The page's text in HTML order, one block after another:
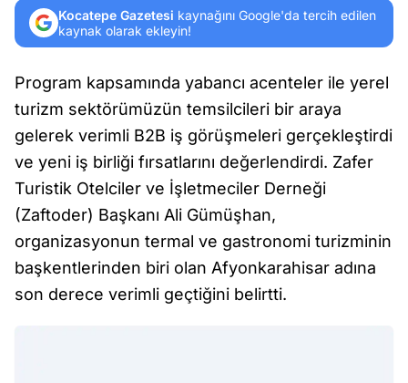
Kocatepe Gazetesi kaynağını Google'da tercih edilen
kaynak olarak ekleyin!
Program kapsamında yabancı acenteler ile yerel
turizm sektörümüzün temsilcileri bir araya
gelerek verimli B2B iş görüşmeleri gerçekleştirdi
ve yeni iş birliği fırsatlarını değerlendirdi. Zafer
Turistik Otelciler ve İşletmeciler Derneği
(Zaftoder) Başkanı Ali Gümüşhan,
organizasyonun termal ve gastronomi turizminin
başkentlerinden biri olan Afyonkarahisar adına
son derece verimli geçtiğini belirtti.